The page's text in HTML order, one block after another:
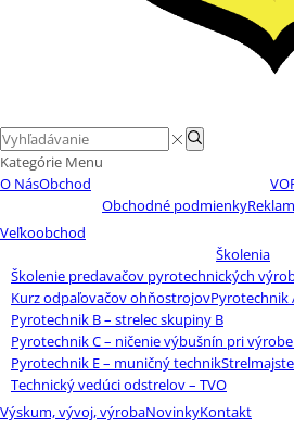
Search
input
Search
Kategórie Menu
O NásObchod
Obchodné podmienky
Veľkoobchod
Školenia
Školenie predavačov pyrotechnických
Kurz odpaľovačov ohňostrojovPyrotechnik
Pyrotechnik B – strelec skupiny B
Pyrotechnik C – ničenie výbušnín pri výrobe
Pyrotechnik E – muničný technik
Technický vedúci odstrelov – TVO
Výskum, vývoj, výrobaNovinkyKontakt